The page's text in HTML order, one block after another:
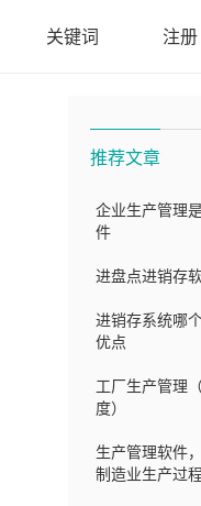
关键词 注册
推荐文章
企业生产管理
件
进盘点进销存
进销存系统哪
优点
工厂生产管理
度）
生产管理软件
制造业生产过